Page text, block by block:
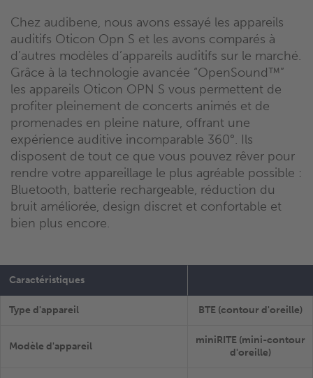
Chez audibene, nous avons essayé les appareils
auditifs Oticon Opn S et les avons comparés à
d’autres modèles d’appareils auditifs sur le marché.
Grâce à la technologie avancée “OpenSound™”
les appareils Oticon OPN S vous permettent de
profiter pleinement de concerts animés et de
promenades en pleine nature, offrant une
expérience auditive incomparable 360°. Ils
disposent de tout ce que vous pouvez rêver pour
rendre votre appareillage le plus agréable possible :
Bluetooth, batterie rechargeable, réduction du
bruit améliorée, design discret et confortable et
bien plus encore.
Caractéristiques
Type d'appareil BTE (contour d'oreille)
Modèle d'appareil
miniRITE (mini-contour
d'oreille)